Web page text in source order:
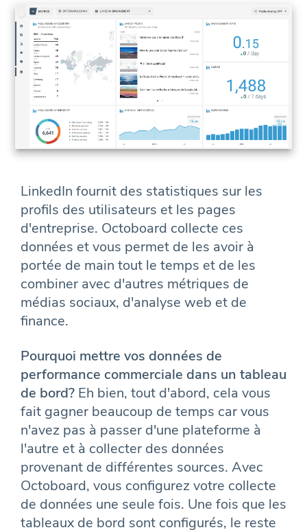
LinkedIn fournit des statistiques sur les
profils des utilisateurs et les pages
d'entreprise. Octoboard collecte ces
données et vous permet de les avoir à
portée de main tout le temps et de les
combiner avec d'autres métriques de
médias sociaux, d'analyse web et de
finance.
Pourquoi mettre vos données de
performance commerciale dans un tableau
de bord? Eh bien, tout d'abord, cela vous
fait gagner beaucoup de temps car vous
n'avez pas à passer d'une plateforme à
l'autre et à collecter des données
provenant de différentes sources. Avec
Octoboard, vous configurez votre collecte
de données une seule fois. Une fois que les
tableaux de bord sont configurés, le reste